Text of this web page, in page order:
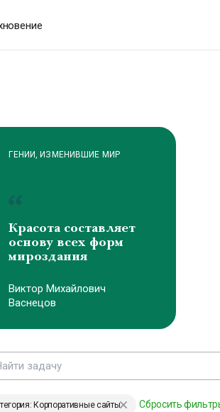
запуск для бизнеса
ГЕНИИ, ИЗМЕНИВШИЕ МИР
Красота составляет
основу всех форм
мироздания
Виктоp Михайлович
Васнецов
ГЕНИИ, ИЗМЕНИВШИЕ МИР
Корпоративные сайты Сбросить